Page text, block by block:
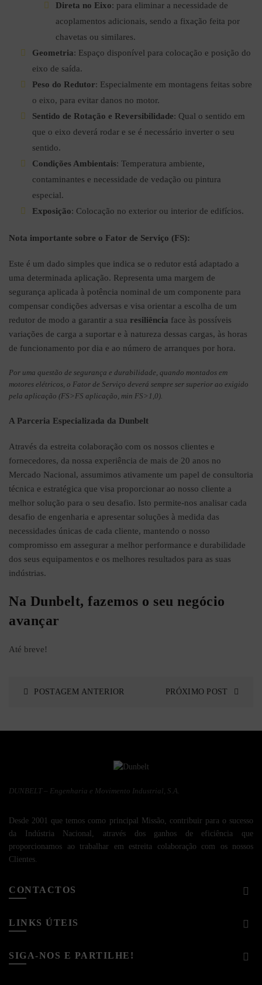
Direta no Eixo: para eliminar a necessidade de
acoplamentos adicionais, sendo a fixação feita por
chavetas ou similares.
Geometria: Espaço disponível para colocação e posição do
eixo de saída.
Peso do Redutor: Especialmente em montagens feitas sobre
o eixo, para evitar danos no motor.
Sentido de Rotação e Reversibilidade: Qual o sentido em
que o eixo deverá rodar e se é necessário inverter o seu
sentido.
Condições Ambientais: Temperatura ambiente,
contaminantes e necessidade de vedação ou pintura
especial.
Exposição: Colocação no exterior ou interior de edifícios.
Nota importante sobre o Fator de Serviço (FS):
Este é um dado simples que indica se o redutor está adaptado a
uma determinada aplicação. Representa uma margem de
segurança aplicada à potência nominal de um componente para
compensar condições adversas e visa orientar a escolha de um
redutor de modo a garantir a sua resiliência face às possíveis
variações de carga a suportar e à natureza dessas cargas, às horas
de funcionamento por dia e ao número de arranques por hora.
Por uma questão de segurança e durabilidade, quando montados em
motores elétricos, o Fator de Serviço deverá sempre ser superior ao exigido
pela aplicação (FS>FS aplicação, min FS>1,0).
A Parceria Especializada da Dunbelt
Através da estreita colaboração com os nossos clientes e
fornecedores, da nossa experiência de mais de 20 anos no
Mercado Nacional, assumimos ativamente um papel de consultoria
técnica e estratégica que visa proporcionar ao nosso cliente a
melhor solução para o seu desafio. Isto permite-nos analisar cada
desafio de engenharia e apresentar soluções à medida das
necessidades únicas de cada cliente, mantendo o nosso
compromisso em assegurar a melhor performance e durabilidade
dos seus equipamentos e os melhores resultados para as suas
indústrias.
Na Dunbelt, fazemos o seu negócio
avançar
Até breve!
POSTAGEM ANTERIOR PRÓXIMO POST
DUNBELT – Engenharia e Movimento Industrial, S.A.
Desde 2001 que temos como principal Missão, contribuir para o sucesso
da Indústria Nacional, através dos ganhos de eficiência que
proporcionamos ao trabalhar em estreita colaboração com os nossos
Clientes.
CONTACTOS
LINKS ÚTEIS
SIGA-NOS E PARTILHE!